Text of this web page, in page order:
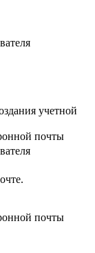
учетной
почты
почты